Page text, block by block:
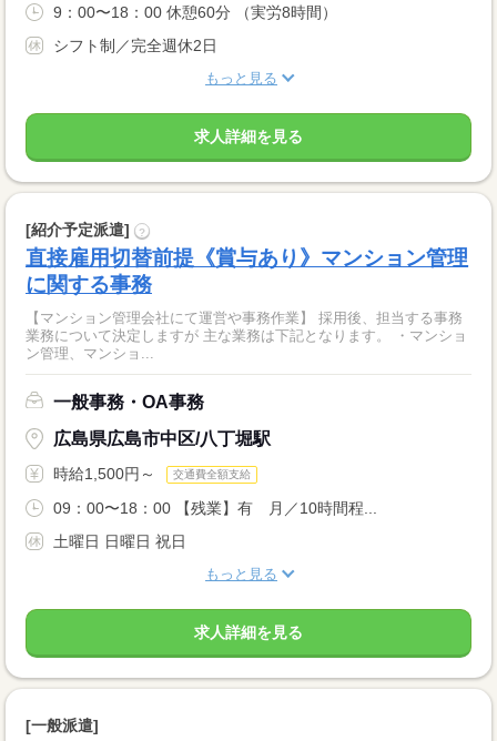
9：00〜18：00 休憩60分 （実労8時間）
シフト制／完全週休2日
もっと見る
求人詳細を見る
[紹介予定派遣] ?
直接雇用切替前提《賞与あり》マンション管理
に関する事務
【マンション管理会社にて運営や事務作業】 採用後、担当する事務
業務について決定しますが 主な業務は下記となります。 ・マンショ
ン管理、マンショ...
一般事務・OA事務
広島県広島市中区/八丁堀駅
時給1,500円～ 交通費全額支給
09：00〜18：00 【残業】有 月／10時間程...
土曜日 日曜日 祝日
もっと見る
求人詳細を見る
[一般派遣]